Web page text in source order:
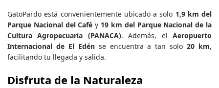
GatoPardo está convenientemente ubicado a solo 1,9 km del
Parque Nacional del Café y 19 km del Parque Nacional de la
Cultura Agropecuaria (PANACA). Además, elAeropuerto
Internacional de El Edénse encuentra a tan solo20 km,
facilitando tu llegada y salida.
Disfruta de la Naturaleza